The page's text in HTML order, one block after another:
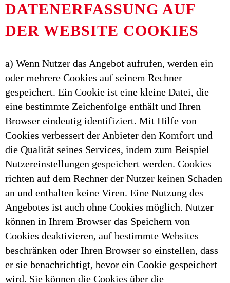
DATENERFASSUNG AUF
DER WEBSITE COOKIES
a) Wenn Nutzer das Angebot aufrufen, werden ein
oder mehrere Cookies auf seinem Rechner
gespeichert. Ein Cookie ist eine kleine Datei, die
eine bestimmte Zeichenfolge enthält und Ihren
Browser eindeutig identifiziert. Mit Hilfe von
Cookies verbessert der Anbieter den Komfort und
die Qualität seines Services, indem zum Beispiel
Nutzereinstellungen gespeichert werden. Cookies
richten auf dem Rechner der Nutzer keinen Schaden
an und enthalten keine Viren. Eine Nutzung des
Angebotes ist auch ohne Cookies möglich. Nutzer
können in Ihrem Browser das Speichern von
Cookies deaktivieren, auf bestimmte Websites
beschränken oder Ihren Browser so einstellen, dass
er sie benachrichtigt, bevor ein Cookie gespeichert
wird. Sie können die Cookies über die